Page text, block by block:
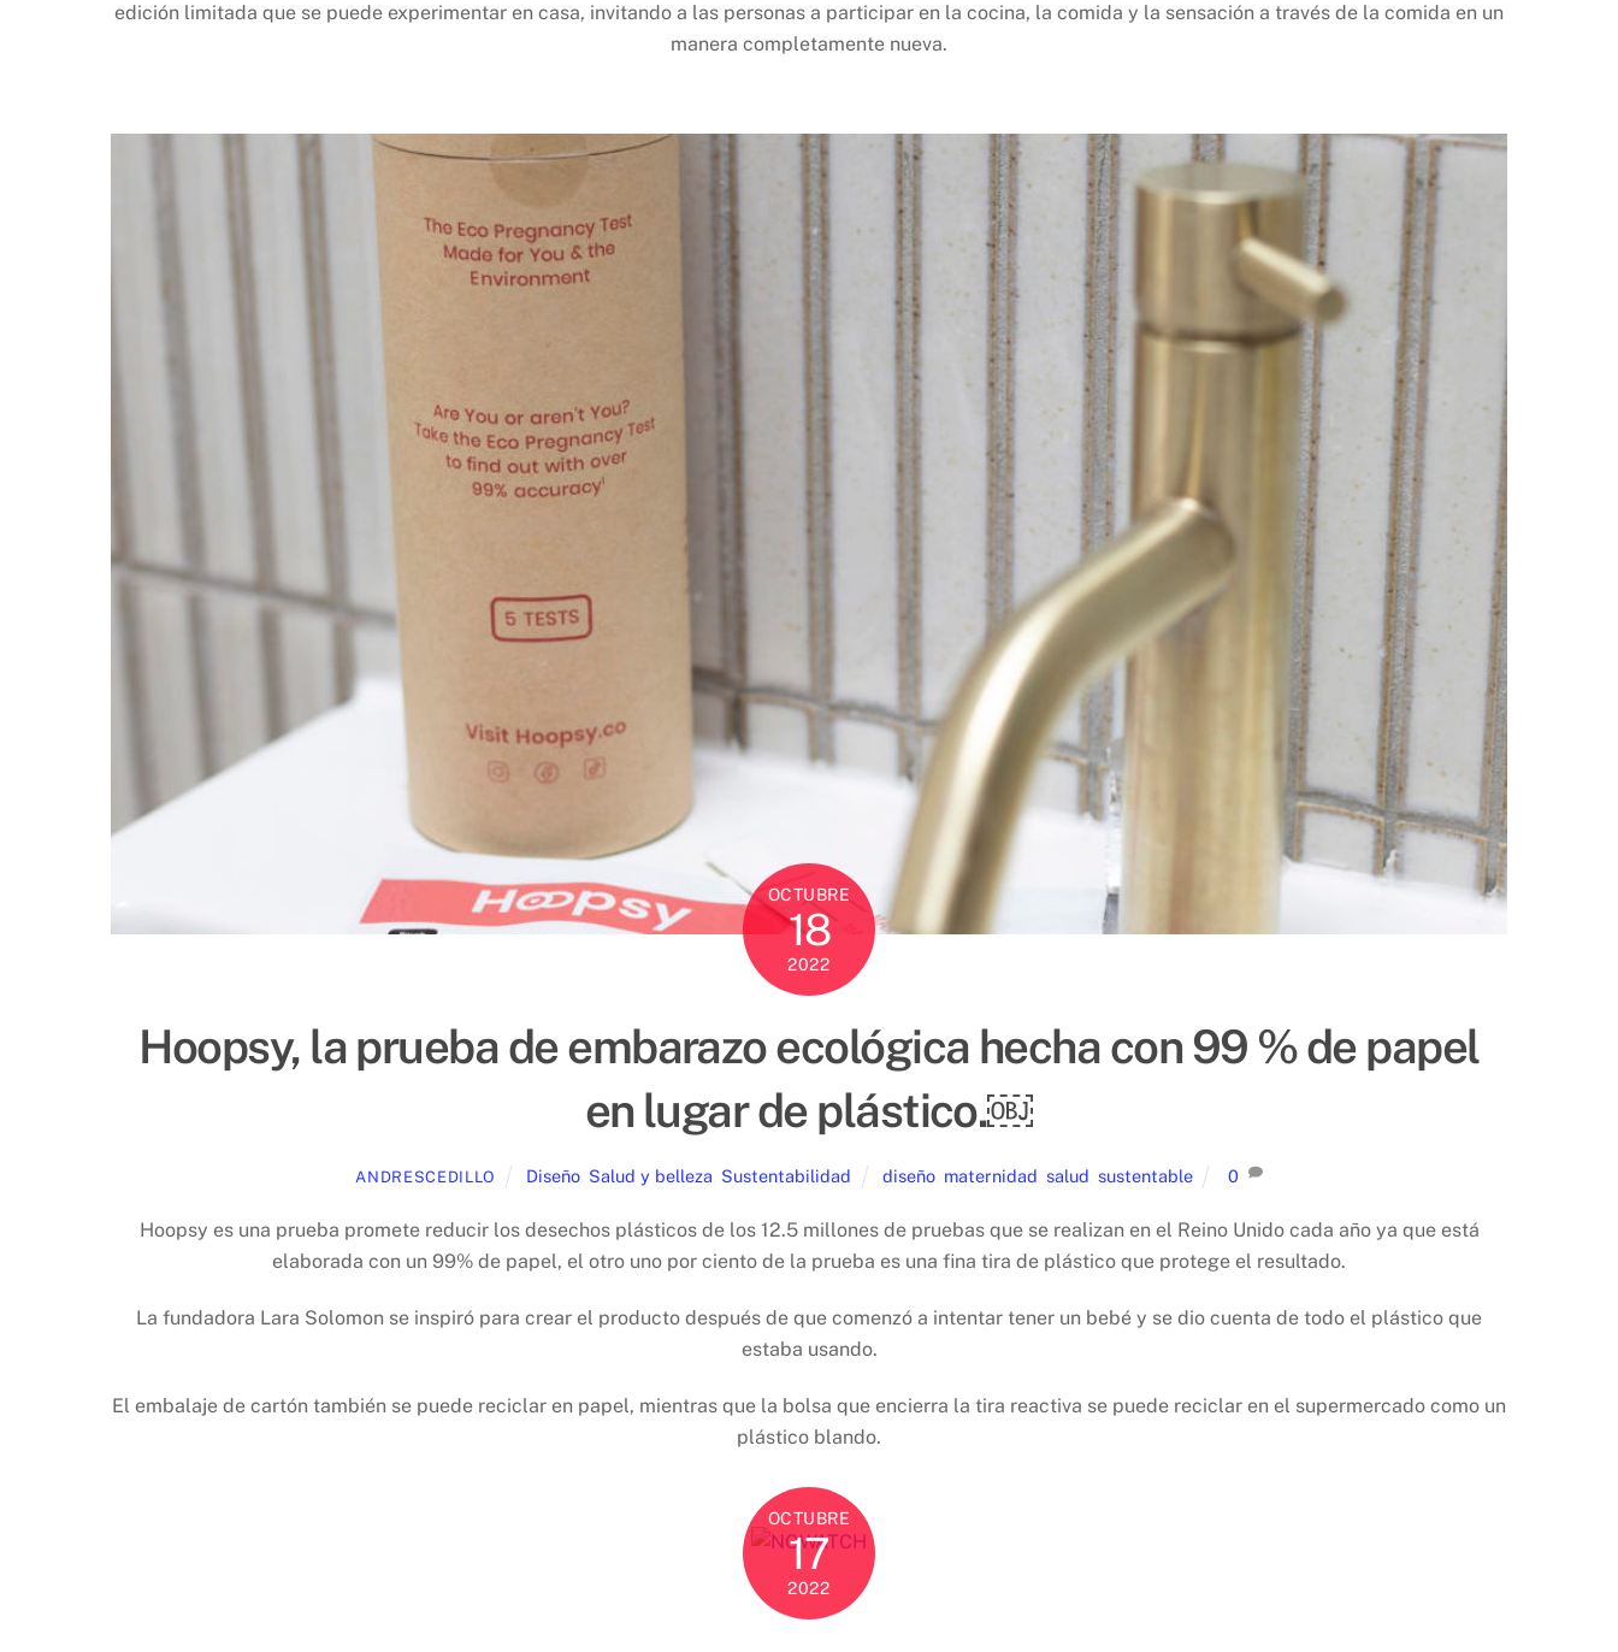
edición limitada que se puede experimentar en casa, invitando a las personas a participar en la cocina, la comida y la sensación a través de la comida en un
manera completamente nueva.
OCTUBRE
18
2022
Hoopsy, la prueba de embarazo ecológica hecha con 99 % de papel
en lugar de plástico.￼
ANDRESCEDILLO Diseño Salud y belleza Sustentabilidad diseño, maternidad salud sustentable 0
Hoopsy es una prueba promete reducir los desechos plásticos de los 12.5 millones de pruebas que se realizan en el Reino Unido cada año ya que está
elaborada con un 99% de papel, el otro uno por ciento de la prueba es una fina tira de plástico que protege el resultado.
La fundadora Lara Solomon se inspiró para crear el producto después de que comenzó a intentar tener un bebé y se dio cuenta de todo el plástico que
estaba usando.
El embalaje de cartón también se puede reciclar en papel, mientras que la bolsa que encierra la tira reactiva se puede reciclar en el supermercado como un
plástico blando.
OCTUBRE
17
2022